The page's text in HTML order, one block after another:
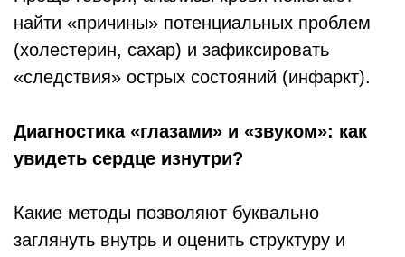
найти «причины» потенциальных проблем
(холестерин, сахар) и зафиксировать
«следствия» острых состояний (инфаркт).
Диагностика «глазами» и «звуком»: как
увидеть сердце изнутри?
Какие методы позволяют буквально
заглянуть внутрь и оценить структуру и